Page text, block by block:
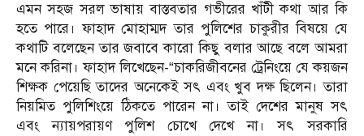
এমন সহজ সরল ভাষায় বাস্তবতার গভীরের খাঁটী কথা আর কি
হতে পারে। ফাহাদ মোহাম্মদ তার পুলিশের চাকুরীর বিষয়ে যে
কথাটি বলেছেন তার জবাবে কারো কিছু বলার আছে বলে আমরা
মনে করিনা। ফাহাদ লিখেছেন-“চাকরিজীবনের ট্রেনিংয়ে যে কয়জন
শিক্ষক পেয়েছি তাদের অনেকেই সৎ এবং খুব দক্ষ ছিলেন। তারা
নিয়মিত পুলিশিংয়ে ঠিকতে পারেন না। তাই দেশের মানুষ সৎ
এবং ন্যায়পরায়ণ পুলিশ চোখে দেখে না। সৎ সরকারি